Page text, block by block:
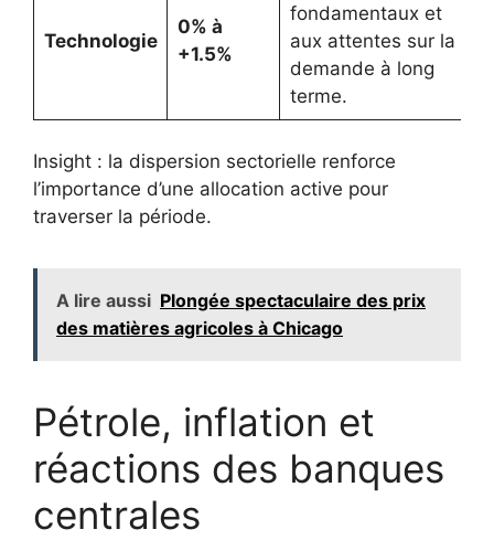
Technologie
0% à
+1.5%
fondamentaux et
aux attentes sur la
demande à long
terme.
Insight : la dispersion sectorielle renforce
l’importance d’une allocation active pour
traverser la période.
A lire aussi Plongée spectaculaire des prix
des matières agricoles à Chicago
Pétrole, inflation et
réactions des banques
centrales